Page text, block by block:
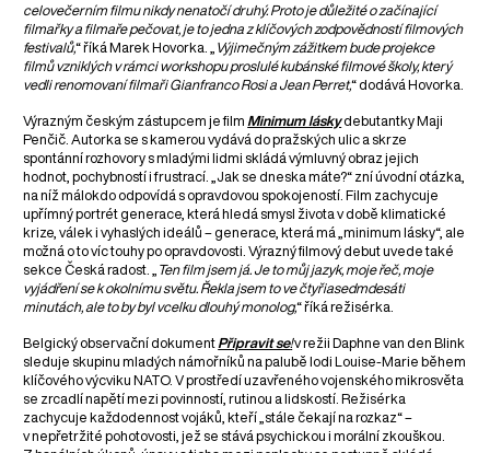
celovečerním filmu nikdy nenatočí druhý. Proto je důležité o začínající
filmařky a filmaře pečovat, je to jedna z klíčových zodpovědností filmových
festivalů,“ říká Marek Hovorka. „
Výjimečným zážitkem bude projekce
filmů vzniklých v rámci workshopu proslulé kubánské filmové školy, který
vedli renomovaní filmaři Gianfranco Rosi a Jean Perret,“ dodává Hovorka.
Výrazným českým zástupcem je film Minimum láskydebutantky Maji
Penčič. Autorka se s kamerou vydává do pražských ulic a skrze
spontánní rozhovory s mladými lidmi skládá výmluvný obraz jejich
hodnot, pochybností i frustrací. „Jak se dneska máte?“ zní úvodní otázka,
na níž málokdo odpovídá s opravdovou spokojeností. Film zachycuje
upřímný portrét generace, která hledá smysl života v době klimatické
krize, válek i vyhaslých ideálů – generace, která má „minimum lásky“, ale
možná o to víc touhy po opravdovosti. Výrazný filmový debut uvede také
sekce Česká radost. „
Ten film jsem já. Je to můj jazyk, moje řeč, moje
vyjádření se k okolnímu světu. Řekla jsem to ve čtyřiasedmdesáti
minutách, ale to by byl vcelku dlouhý monolog,“ říká režisérka.
Belgický observační dokument Připravit se!v režii Daphne van den Blink
sleduje skupinu mladých námořníků na palubě lodi Louise-Marie během
klíčového výcviku NATO. V prostředí uzavřeného vojenského mikrosvěta
se zrcadlí napětí mezi povinností, rutinou a lidskostí. Režisérka
zachycuje každodennost vojáků, kteří „stále čekají na rozkaz“ –
v nepřetržité pohotovosti, jež se stává psychickou i morální zkouškou.